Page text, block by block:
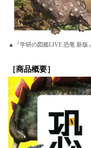
▲『学研の図鑑LIVE 恐竜 新版』
［商品概要］